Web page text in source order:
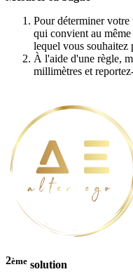
Pour déterminer votre
qui convient au
lequel vous souhaitez
À l'aide d'une règle,
millimètres et
2ème solution